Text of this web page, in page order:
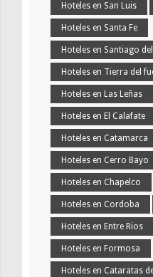
Hoteles en San Luis
Hoteles en Santa Fe
Hoteles en Santiago
Hoteles en Tierra del
Hoteles en Las Leñas
Hoteles en El Calafate
Hoteles en Catamarca
Hoteles en Cerro Bayo
Hoteles en Chapelco
Hoteles en Cordoba
Hoteles en Entre Rios
Hoteles en Formosa
Hoteles en Cataratas